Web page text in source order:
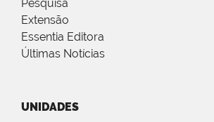
Pesquisa
Extensão
Essentia Editora
Últimas Notícias
UNIDADES